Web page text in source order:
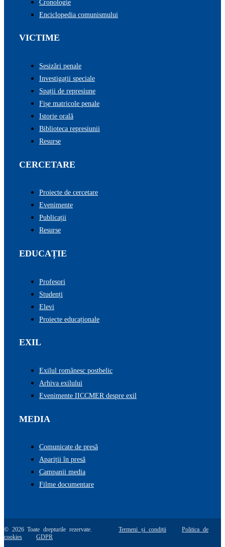
Cronologie
Enciclopedia comunismului
VICTIME
Sesizări penale
Investigații speciale
Spații de represiune
Fișe matricole penale
Istorie orală
Biblioteca represiunii
Resurse
CERCETARE
Proiecte de cercetare
Evenimente
Publicații
Resurse
EDUCAȚIE
Profesori
Studenți
Elevi
Proiecte educaționale
EXIL
Exilul românesc postbelic
Arhiva exilului
Evenimente IICCMER despre exil
MEDIA
Comunicate de presă
Apariții în presă
Campanii media
Filme documentare
© 2026 Toate drepturile rezervate.Termeni și condiții
Politica de
cookies
GDPR